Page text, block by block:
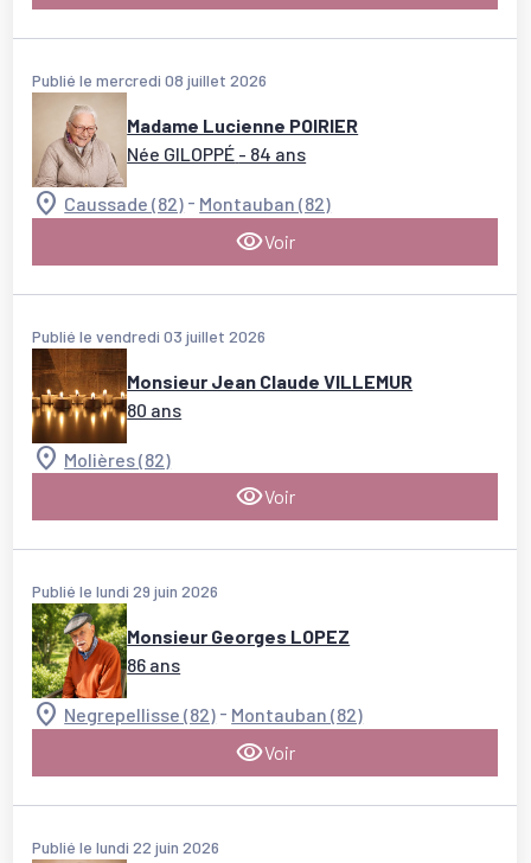
Publié le mercredi 08 juillet 2026
Madame Lucienne POIRIER
Née GILOPPÉ - 84 ans
Caussade (82) - Montauban (82)
Voir
Publié le vendredi 03 juillet 2026
Monsieur Jean Claude VILLEMUR
80 ans
Molières (82)
Voir
Publié le lundi 29 juin 2026
Monsieur Georges LOPEZ
86 ans
Negrepellisse (82) - Montauban (82)
Voir
Publié le lundi 22 juin 2026